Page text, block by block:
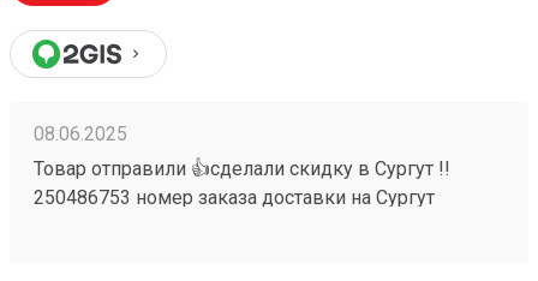
08.06.2025
Товар отправили 👍сделали скидку в Сургут !!
250486753 номер заказа доставки на Сургут